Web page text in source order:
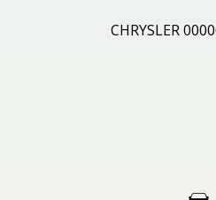
CHRYSLER